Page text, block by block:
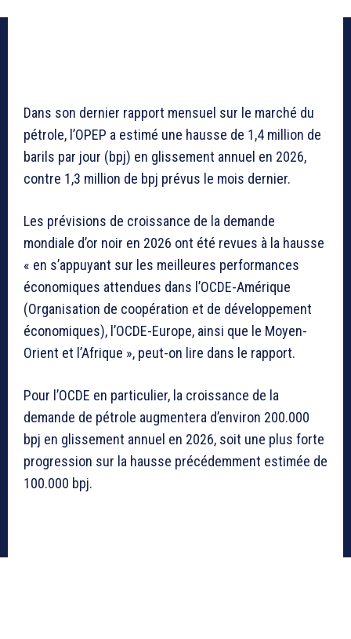
Dans son dernier rapport mensuel sur le marché du
pétrole, l’OPEP a estimé une hausse de 1,4 million de
barils par jour (bpj) en glissement annuel en 2026,
contre 1,3 million de bpj prévus le mois dernier.
Les prévisions de croissance de la demande
mondiale d’or noir en 2026 ont été revues à la hausse
« en s’appuyant sur les meilleures performances
économiques attendues dans l’OCDE-Amérique
(Organisation de coopération et de développement
économiques), l’OCDE-Europe, ainsi que le Moyen-
Orient et l’Afrique », peut-on lire dans le rapport.
Pour l’OCDE en particulier, la croissance de la
demande de pétrole augmentera d’environ 200.000
bpj en glissement annuel en 2026, soit une plus forte
progression sur la hausse précédemment estimée de
100.000 bpj.